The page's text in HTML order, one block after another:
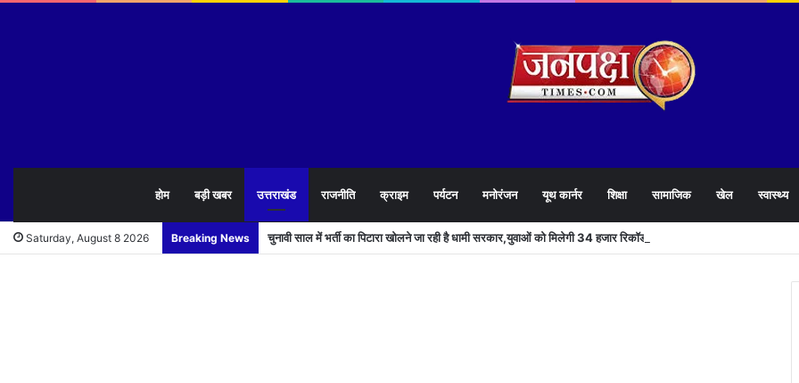
होम बड़ी खबर उत्तराखंड राजनीति क्राइम पर्यटन मनोरंजन यूथ कार्नर शिक्षा सामाजिक खेल स्वास्थ्य
Saturday, August 8 2026 Breaking News चुनावी साल में भर्ती का पिटारा खोलने जा रही है धामी सरकार,युवाओं को मिलेगी 34 हजार रिकॉर्ड भर्तियों की सौगात